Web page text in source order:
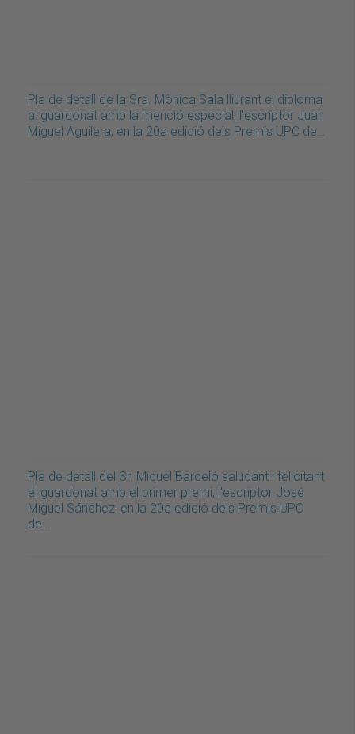
Pla de detall de la Sra. Mònica Sala lliurant el diploma
al guardonat amb la menció especial, l'escriptor Juan
Miguel Aguilera, en la 20a edició dels Premis UPC de…
Pla de detall del Sr. Miquel Barceló saludant i felicitant
el guardonat amb el primer premi, l'escriptor José
Miguel Sánchez, en la 20a edició dels Premis UPC
de…